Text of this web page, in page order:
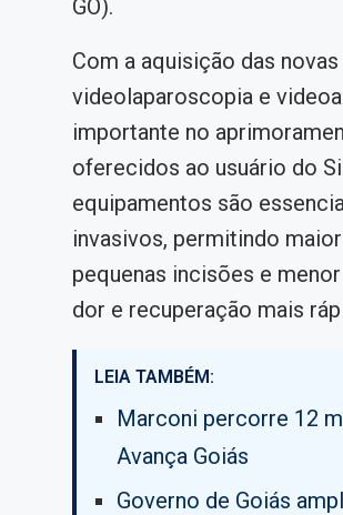
GO).
Com a aquisição das
videolaparoscopia e
importante no
oferecidos ao usuário do
equipamentos são
invasivos, permitindo
pequenas incisões e
dor e recuperação mais
LEIA TAMBÉM:
Marconi percorre 12
Avança Goiás
Governo de Goiás